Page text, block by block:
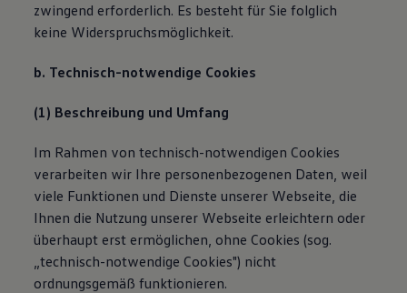
zwingend erforderlich. Es besteht für Sie folglich
keine Widerspruchsmöglichkeit.
b. Technisch-notwendige Cookies
(1) Beschreibung und Umfang
Im Rahmen von technisch-notwendigen Cookies
verarbeiten wir Ihre personenbezogenen Daten, weil
viele Funktionen und Dienste unserer Webseite, die
Ihnen die Nutzung unserer Webseite erleichtern oder
überhaupt erst ermöglichen, ohne Cookies (sog.
„technisch-notwendige Cookies") nicht
ordnungsgemäß funktionieren.